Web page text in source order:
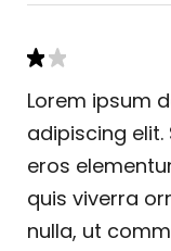
Lorem ipsum
adipiscing elit.
eros
quis viverra
nulla, ut